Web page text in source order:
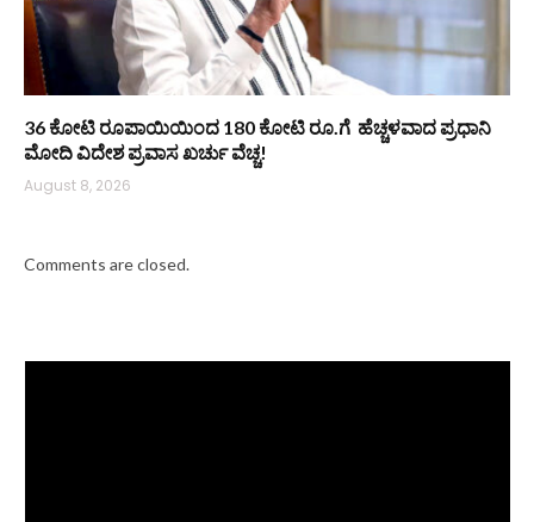
36 ಕೋಟಿ ರೂಪಾಯಿಯಿಂದ 180 ಕೋಟಿ ರೂ.ಗೆ ಹೆಚ್ಚಳವಾದ ಪ್ರಧಾನಿ
ಮೋದಿ ವಿದೇಶ ಪ್ರವಾಸ ಖರ್ಚು ವೆಚ್ಚ!
August 8, 2026
Comments are closed.